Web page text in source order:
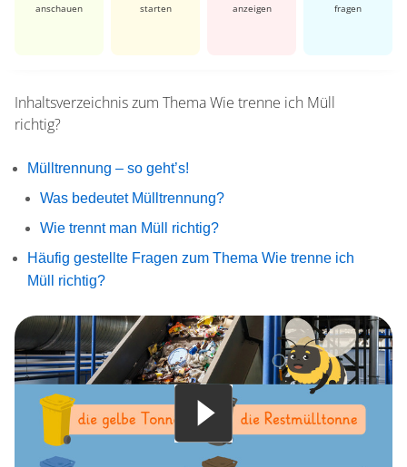
anschauen starten anzeigen fragen
Inhaltsverzeichnis zum ThemaWie trenne ich Müll
richtig?
Mülltrennung – so geht’s!
Was bedeutet Mülltrennung?
Wie trennt man Müll richtig?
Häufig gestellte Fragen zum Thema Wie trenne ich
Müll richtig?